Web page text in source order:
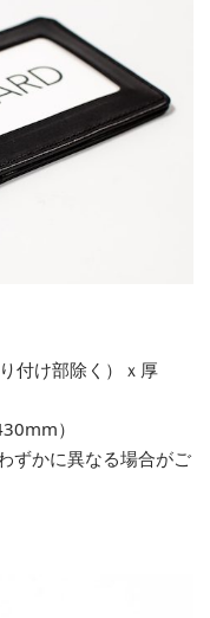
付け部除く）ｘ厚
）
ずかに異なる場合がご